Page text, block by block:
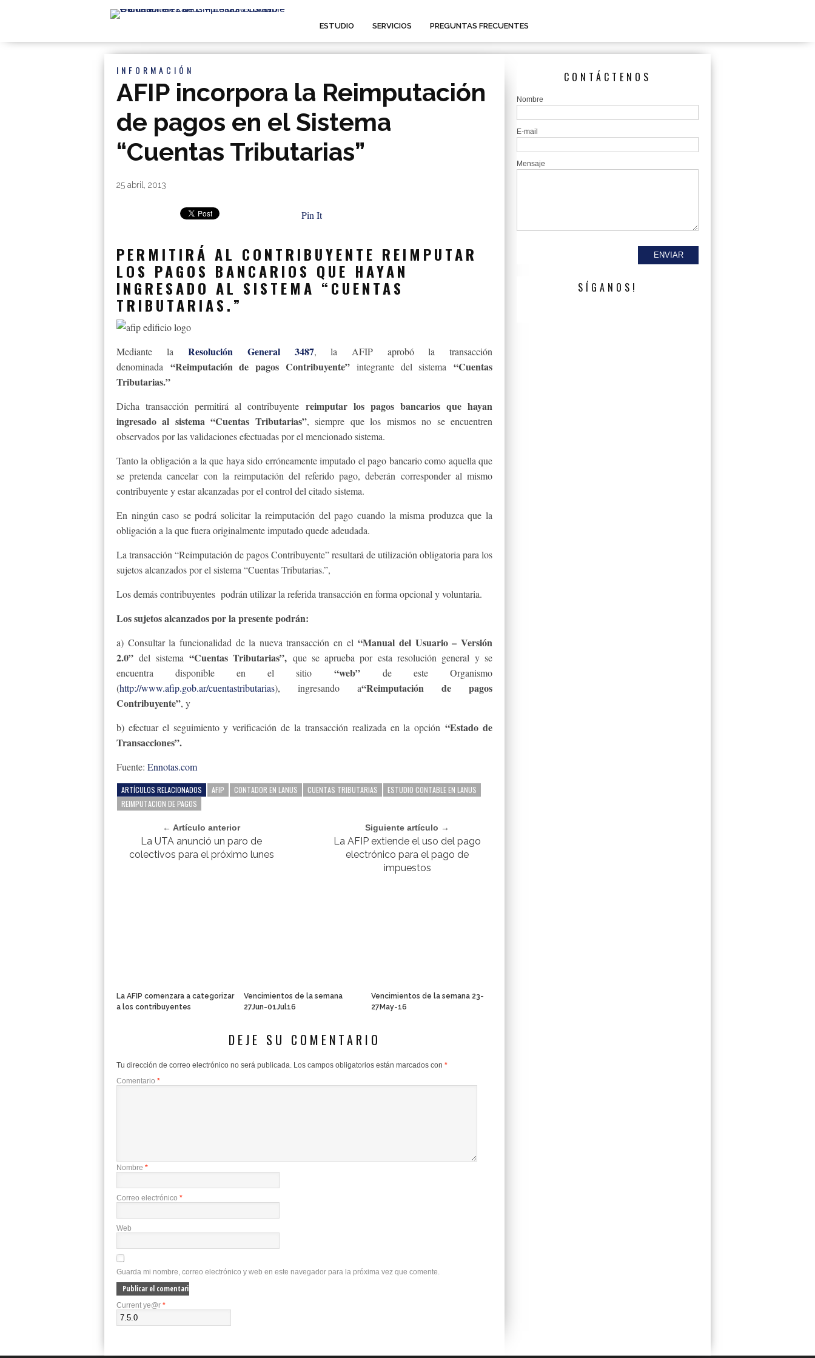
ESTUDIO SERVICIOS PREGUNTAS FRECUENTES
INFORMACIÓN
AFIP incorpora la Reimputación
de pagos en el Sistema
“Cuentas Tributarias”
By|
25 abril, 2013
Pin It
PERMITIRÁ AL CONTRIBUYENTE REIMPUTAR
LOS PAGOS BANCARIOS QUE HAYAN
INGRESADO AL SISTEMA “CUENTAS
TRIBUTARIAS.”
Mediante laResolución General 3487, la AFIP aprobó la transacción
denominada “Reimputación de pagos Contribuyente”integrante del sistema “Cuentas
Tributarias.”
Dicha transacción permitirá al contribuyente reimputar los pagos bancarios que hayan
ingresado al sistema “Cuentas Tributarias”, siempre que los mismos no se encuentren
observados por las validaciones efectuadas por el mencionado sistema.
Tanto la obligación a la que haya sido erróneamente imputado el pago bancario como aquella que
se pretenda cancelar con la reimputación del referido pago, deberán corresponder al mismo
contribuyente y estar alcanzadas por el control del citado sistema.
En ningún caso se podrá solicitar la reimputación del pago cuando la misma produzca que la
obligación a la que fuera originalmente imputado quede adeudada.
La transacción “Reimputación de pagos Contribuyente” resultará de utilización obligatoria para los
sujetos alcanzados por el sistema “Cuentas Tributarias.”,
Los demás contribuyentes podrán utilizar la referida transacción en forma opcional y voluntaria.
Los sujetos alcanzados por la presente podrán:
a) Consultar la funcionalidad de la nueva transacción en el“Manual del Usuario – Versión
2.0”del sistema “Cuentas Tributarias”, que se aprueba por esta resolución general y se
encuentra disponible en el sitio “web” de este Organismo
(http://www.afip.gob.ar/cuentastributarias), ingresando a“Reimputación de pagos
Contribuyente”, y
b) efectuar el seguimiento y verificación de la transacción realizada en la opción“Estado de
Transacciones”.
Fuente: Ennotas.com
ARTÍCULOS RELACIONADOS AFIP CONTADOR EN LANUS CUENTAS TRIBUTARIAS
ESTUDIO CONTABLE EN LANUS
REIMPUTACION DE PAGOS
← Artículo anterior
La UTA anunció un paro de
colectivos para el próximo lunes
Siguiente artículo →
La AFIP extiende el uso del pago
electrónico para el pago de
impuestos
La AFIP comenzara a categorizar
a los contribuyentes
Vencimientos de la semana
27Jun-01Jul16
Vencimientos de la semana 23-
27May-16
DEJE SU COMENTARIO
Tu dirección de correo electrónico no será publicada. Los campos obligatorios están marcados con *
Comentario *
Nombre *
Correo electrónico *
Web
Guarda mi nombre, correo electrónico y web en este navegador para la próxima vez que comente.
Current ye@r *
CONTÁCTENOS
Nombre
E-mail
Mensaje
SÍGANOS!